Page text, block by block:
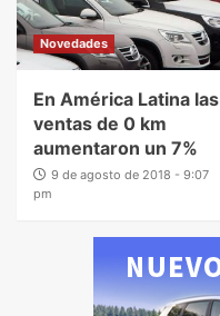
Novedades
En América Latina las
ventas de 0 km
aumentaron un 7%
9 de agosto de 2018 - 9:07
pm